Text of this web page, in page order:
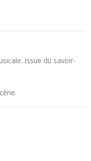
Issue du savoir-